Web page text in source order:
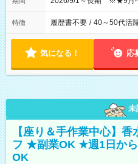
特徴 履歴書不要 / 40～50代活
気になる！ 応
未
【座り＆手作業中心】
フ ★副業OK ★週1日か
OK